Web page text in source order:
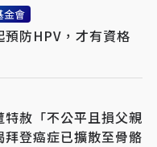
金會
預防HPV，才有資格
特赦「不公平且損父親
登癌症已擴散至骨骼